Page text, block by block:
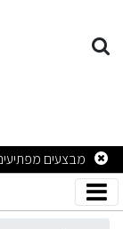
בובות
מבצעים